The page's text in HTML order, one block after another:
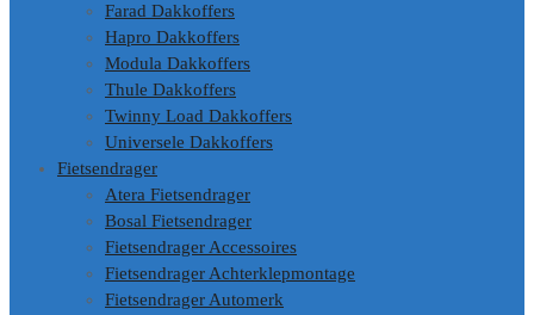
Farad Dakkoffers
Hapro Dakkoffers
Modula Dakkoffers
Thule Dakkoffers
Twinny Load Dakkoffers
Universele Dakkoffers
Fietsendrager
Atera Fietsendrager
Bosal Fietsendrager
Fietsendrager Accessoires
Fietsendrager Achterklepmontage
Fietsendrager Automerk